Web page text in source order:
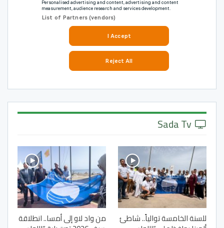
للسنة الخامسة توالياً.. شاطئ من واد لاو إلى أمسا.. انطلاقة